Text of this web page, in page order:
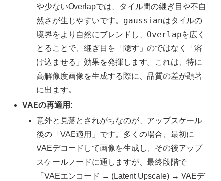
や少ないOverlapでは、タイル間の継ぎ目や不自
然さが生じやすいです。 gaussianはタイルの
境界をより自然にブレンドし、 Overlapを広く
とることで、継ぎ目を「隠す」のではなく「溶
け込ませる」効果を発揮します。これは、特に
高解像度画像を生成する際に、品質の差が顕著
に出ます。
VAEの再適用:
意外と見落とされがちなのが、アップスケール
後の「VAE適用」です。多くの場合、最初に
VAEデコードして画像を生成し、その後アップ
スケールノードに通しますが、最終段階で
「VAEエンコード → (Latent Upscale) → VAEデ